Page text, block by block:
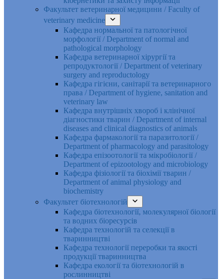
Факультет ветеринарної медицини / Faculty of
veterinary medicine
Кафедра нормальної та патологічної
морфології / Department of normal and
pathological morphology
Кафедра ветеринарної хірургії та
репродуктології / Department of veterinary
surgery and reproductology
Кафедра гігієни, санітарії та ветеринарного
права / Department of hygiene, sanitation and
veterinary law
Кафедра внутрішніх хвороб і клінічної
діагностики тварин / Department of internal
diseases and clinical diagnostics of animals
Кафедра фармакології та паразитології /
Department of pharmacology and parasitology
Кафедра епізоотології та мікробіології /
Department of epizootology and microbiology
Кафедра фізіології та біохімії тварин /
Department of animal physiology and
biochemistry
Факультет біотехнологій
Кафедра біотехнології, молекулярної біології
та водних біоресурсів
Кафедра технологій та селекції в
тваринництві
Кафедра технології переробки та якості
продукції тваринництва
Кафедра екології та біотехнологій в
рослинництві